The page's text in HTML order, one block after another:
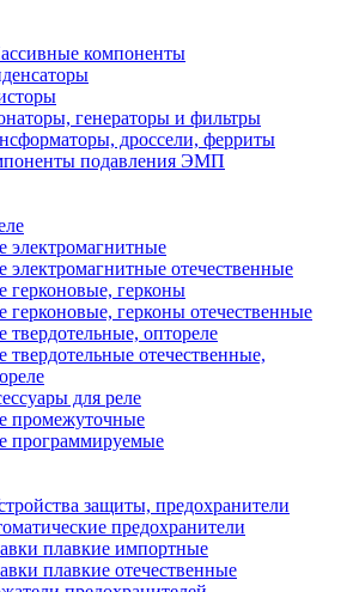
компоненты
генераторы и фильтры
дроссели, ферриты
подавления ЭМП
электромагнитные
электромагнитные отечественные
герконовые, герконы
герконовые, герконы отечественные
твердотельные, оптореле
твердотельные отечественные,
для реле
промежуточные
программируемые
защиты, предохранители
предохранители
плавкие импортные
плавкие отечественные